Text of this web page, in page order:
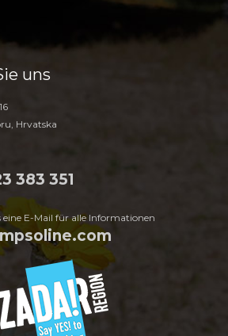
uns
Hrvatska
383 351
eine E-Mail für alle Informationen